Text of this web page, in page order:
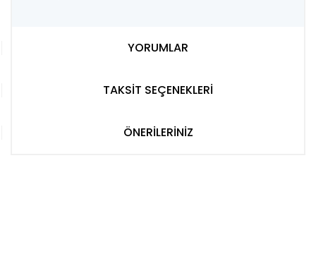
YORUMLAR
TAKSİT SEÇENEKLERİ
ÖNERİLERİNİZ